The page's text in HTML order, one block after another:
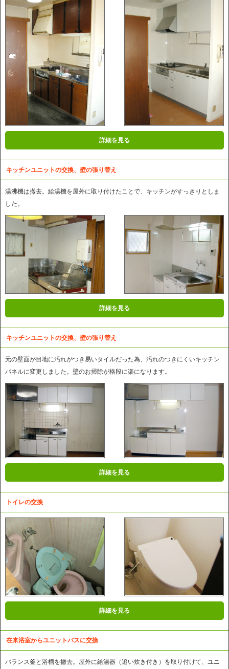
詳細を見る
キッチンユニットの交換、壁の張り替え
湯沸機は撤去。給湯機を屋外に取り付けたことで、キッチンがすっきりとしま
した。
詳細を見る
キッチンユニットの交換、壁の張り替え
元の壁面が目地に汚れがつき易いタイルだった為、汚れのつきにくいキッチン
パネルに変更しました。壁のお掃除が格段に楽になります。
詳細を見る
トイレの交換
詳細を見る
在来浴室からユニットバスに交換
バランス釜と浴槽を撤去。屋外に給湯器（追い炊き付き）を取り付けて、ユニ